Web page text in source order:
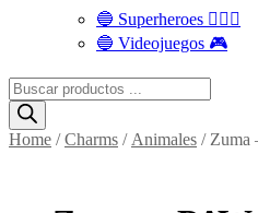
🔵 Superheroes 🦸🏻‍♂️
🔵 Videojuegos 🎮
Búsqueda
de
productos
Home /Charms / Animales / Zuma